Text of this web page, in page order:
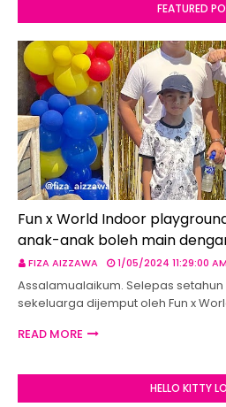
FEATURED
Fun x World Indoor
anak-anak boleh main
FIZA AIZZAWA 1/05/2024 11:29:00 AM
Assalamualaikum. Selepas
sekeluarga dijemput oleh Fun x
READ MORE
HELLO KITTY